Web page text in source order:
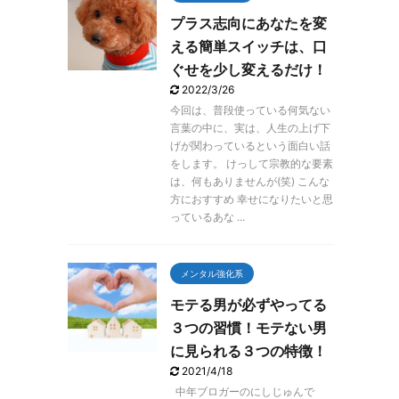
プラス志向にあなたを変
える簡単スイッチは、口
ぐせを少し変えるだけ！
2022/3/26
今回は、普段使っている何気ない
言葉の中に、実は、人生の上げ下
げが関わっているという面白い話
をします。 けっして宗教的な要素
は、何もありませんが(笑) こんな
方におすすめ 幸せになりたいと思
っているあな ...
メンタル強化系
モテる男が必ずやってる
３つの習慣！モテない男
に見られる３つの特徴！
2021/4/18
中年ブロガーのにしじゅんで